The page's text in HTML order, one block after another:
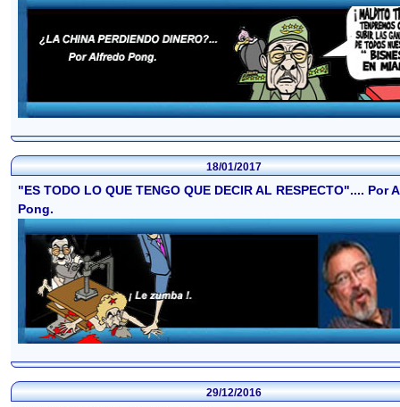
18/01/2017
"ES TODO LO QUE TENGO QUE DECIR AL RESPECTO".... Por
Pong.
29/12/2016